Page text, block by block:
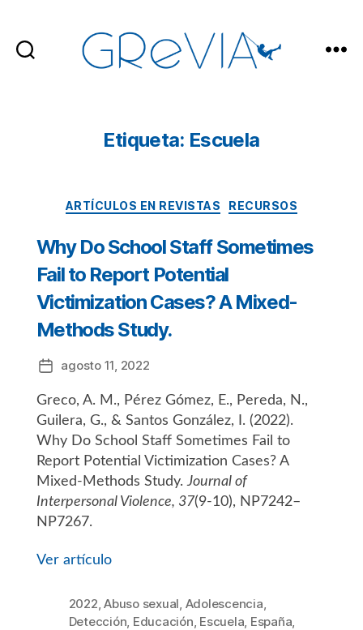
Etiqueta: Escuela
Categorías
ARTÍCULOS EN REVISTAS RECURSOS
Why Do School Staff Sometimes
Fail to Report Potential
Victimization Cases? A Mixed-
Methods Study.
Fecha
la
entrada
agosto 11, 2022
Greco, A. M., Pérez Gómez, E., Pereda, N.,
Guilera, G., & Santos González, I. (2022).
Why Do School Staff Sometimes Fail to
Report Potential Victimization Cases? A
Mixed-Methods Study. Journal of
Interpersonal Violence, 37(9-10), NP7242–
NP7267.
Ver artículo
2022,Abuso sexual, Adolescencia,
Detección, Educación, Escuela, España,